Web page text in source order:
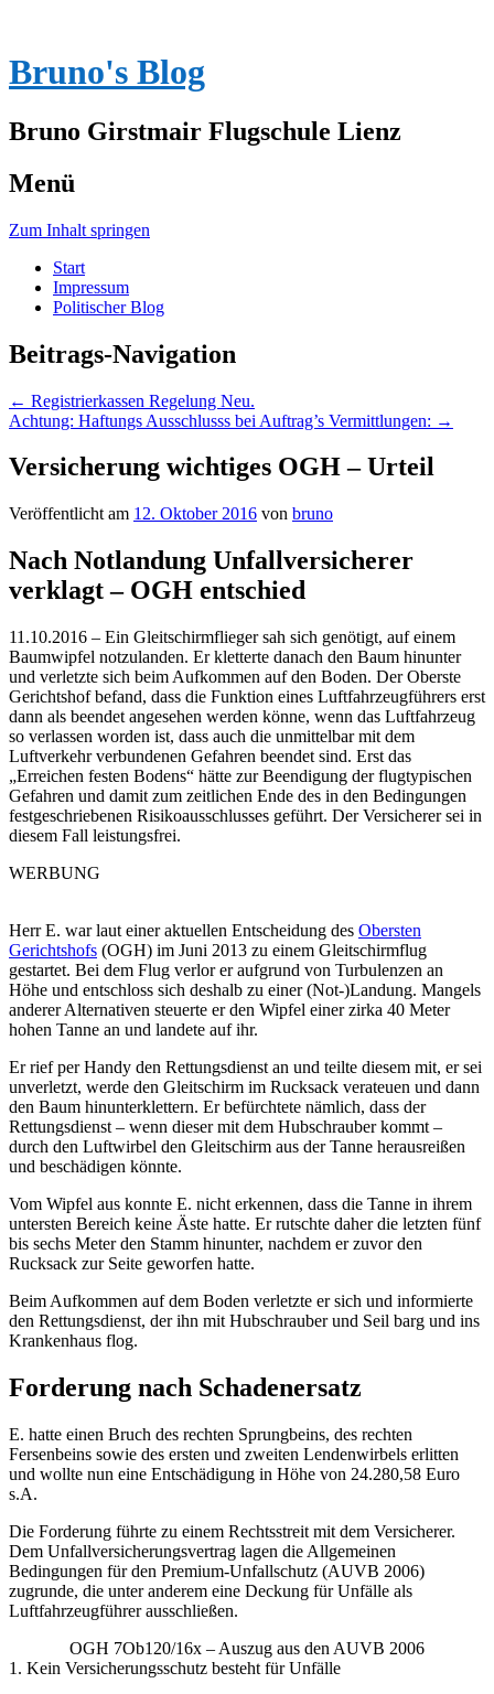
Bruno's Blog
Bruno Girstmair Flugschule Lienz
Menü
Zum Inhalt springen
Start
Impressum
Politischer Blog
Beitrags-Navigation
← Registrierkassen Regelung Neu.
Achtung: Haftungs Ausschlusss bei Auftrag’s Vermittlungen: →
Versicherung wichtiges OGH – Urteil
Veröffentlicht am 12. Oktober 2016 von bruno
Nach Notlandung Unfallversicherer
verklagt – OGH entschied
11.10.2016 – Ein Gleitschirmflieger sah sich genötigt, auf einem
Baumwipfel notzulanden. Er kletterte danach den Baum hinunter
und verletzte sich beim Aufkommen auf den Boden. Der Oberste
Gerichtshof befand, dass die Funktion eines Luftfahrzeugführers erst
dann als beendet angesehen werden könne, wenn das Luftfahrzeug
so verlassen worden ist, dass auch die unmittelbar mit dem
Luftverkehr verbundenen Gefahren beendet sind. Erst das
„Erreichen festen Bodens“ hätte zur Beendigung der flugtypischen
Gefahren und damit zum zeitlichen Ende des in den Bedingungen
festgeschriebenen Risikoausschlusses geführt. Der Versicherer sei in
diesem Fall leistungsfrei.
WERBUNG
Herr E. war laut einer aktuellen Entscheidung des Obersten
Gerichtshofs (OGH) im Juni 2013 zu einem Gleitschirmflug
gestartet. Bei dem Flug verlor er aufgrund von Turbulenzen an
Höhe und entschloss sich deshalb zu einer (Not-)Landung. Mangels
anderer Alternativen steuerte er den Wipfel einer zirka 40 Meter
hohen Tanne an und landete auf ihr.
Er rief per Handy den Rettungsdienst an und teilte diesem mit, er sei
unverletzt, werde den Gleitschirm im Rucksack verateuen und dann
den Baum hinunterklettern. Er befürchtete nämlich, dass der
Rettungsdienst – wenn dieser mit dem Hubschrauber kommt –
durch den Luftwirbel den Gleitschirm aus der Tanne herausreißen
und beschädigen könnte.
Vom Wipfel aus konnte E. nicht erkennen, dass die Tanne in ihrem
untersten Bereich keine Äste hatte. Er rutschte daher die letzten fünf
bis sechs Meter den Stamm hinunter, nachdem er zuvor den
Rucksack zur Seite geworfen hatte.
Beim Aufkommen auf dem Boden verletzte er sich und informierte
den Rettungsdienst, der ihn mit Hubschrauber und Seil barg und ins
Krankenhaus flog.
Forderung nach Schadenersatz
E. hatte einen Bruch des rechten Sprungbeins, des rechten
Fersenbeins sowie des ersten und zweiten Lendenwirbels erlitten
und wollte nun eine Entschädigung in Höhe von 24.280,58 Euro
s.A.
Die Forderung führte zu einem Rechtsstreit mit dem Versicherer.
Dem Unfallversicherungsvertrag lagen die Allgemeinen
Bedingungen für den Premium-Unfallschutz (AUVB 2006)
zugrunde, die unter anderem eine Deckung für Unfälle als
Luftfahrzeugführer ausschließen.
OGH 7Ob120/16x – Auszug aus den AUVB 2006
1. Kein Versicherungsschutz besteht für Unfälle